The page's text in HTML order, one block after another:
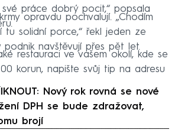
práce dobrý pocit,“ popsala
opravdu pochvalují. „Chodím
tu solidní porce,“ řekl jeden ze
podnik navštěvují přes pět let.
restauraci ve vašem okolí, kde se
korun, napište svůj tip na adresu
Nový rok rovná se nové
DPH se bude zdražovat,
brojí